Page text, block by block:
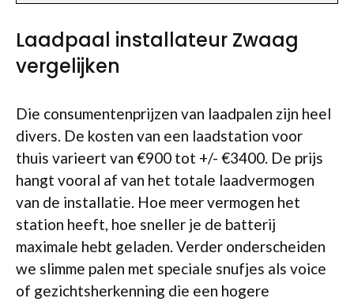
Laadpaal installateur Zwaag
vergelijken
Die consumentenprijzen van laadpalen zijn heel
divers. De kosten van een laadstation voor
thuis varieert van €900 tot +/- €3400. De prijs
hangt vooral af van het totale laadvermogen
van de installatie. Hoe meer vermogen het
station heeft, hoe sneller je de batterij
maximale hebt geladen. Verder onderscheiden
we slimme palen met speciale snufjes als voice
of gezichtsherkenning die een hogere